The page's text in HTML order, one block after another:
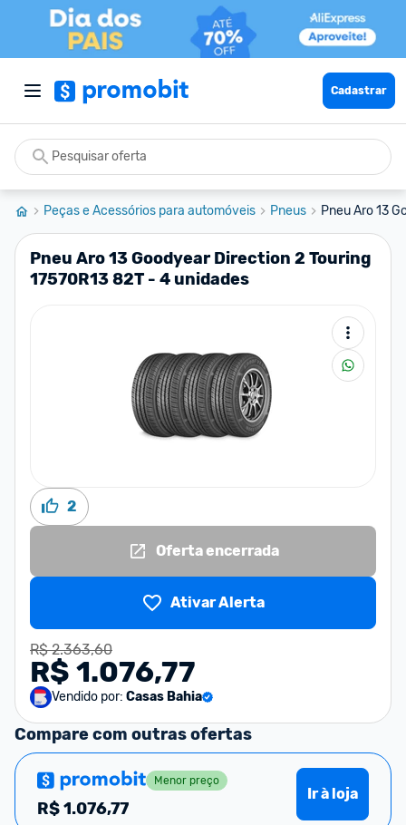
Cadastrar
Peças e Acessórios para automóveis Pneus Pneu Aro 13
Pneu Aro 13 Goodyear Direction 2 Touring
17570R13 82T - 4 unidades
2
Oferta encerrada
Ativar Alerta
R$ 2.363,60
R$ 1.076,77
Vendido por: Casas Bahia
Compare com outras ofertas
Menor preço
R$1.076,77
Ir à loja